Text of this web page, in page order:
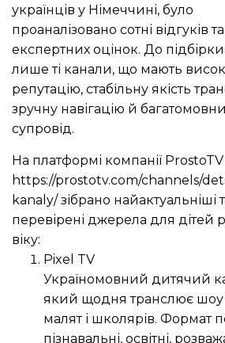
українців у Німеччині, було
проаналізовано сотні відгуків та
експертних оцінок. До
лише ті канали, що мають
репутацію, стабільну якість
зручну навігацію й
супровід.
На платформі компанії ProstoTV
https://prostotv.com/channels/
kanaly/зібрано найактуальніші
перевірені джерела для дітей
віку:
Pixel TV
Україномовний дитячий
який щодня транслює шоу
малят і школярів. Формат
пізнавальні, освітні,